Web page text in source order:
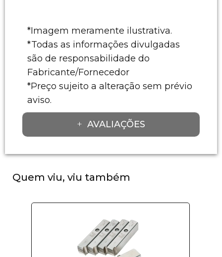
*Imagem meramente ilustrativa.
*Todas as informações divulgadas
são de responsabilidade do
Fabricante/Fornecedor
*Preço sujeito a alteração sem prévio
aviso.
AVALIAÇÕES
Quem viu, viu também